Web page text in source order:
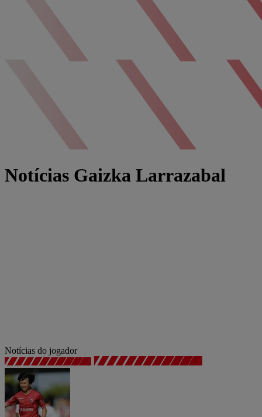
Notícias Gaizka Larrazabal
Notícias do jogador